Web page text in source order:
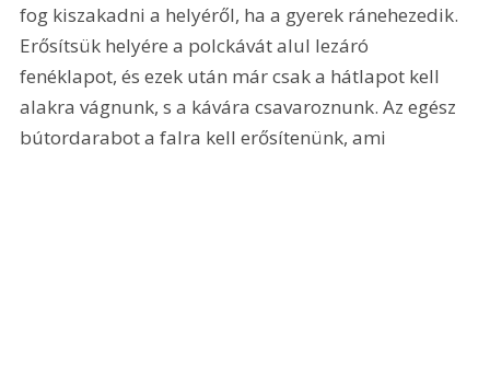
fog kiszakadni a helyéről, ha a gyerek ránehezedik.
Erősítsük helyére a polckávát alul lezáró
fenéklapot, és ezek után már csak a hátlapot kell
alakra vágnunk, s a kávára csavaroznunk. Az egész
bútordarabot a falra kell erősítenünk, ami